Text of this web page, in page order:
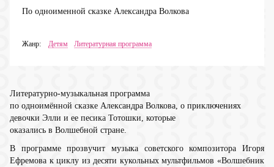
По одноименной сказке Александра Волкова
Жанр: Детям Литературная программа
Литературно-музыкальная программа
по одноимённой сказке Александра Волкова, о приключениях
девочки Элли и ее песика Тотошки, которые
оказались в Волшебной стране.
В программе прозвучит музыка советского композитора Игоря
Ефремова к циклу из десяти кукольных мультфильмов «Волшебник